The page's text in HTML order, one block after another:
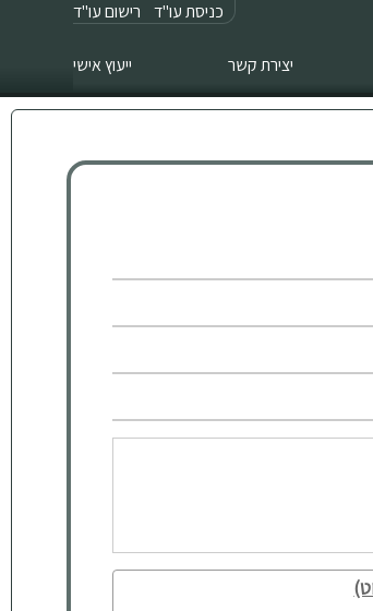
כניסת עו"ד רישום עו"ד
יצירת קשר ייעוץ אישי